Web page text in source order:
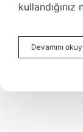
Devamını